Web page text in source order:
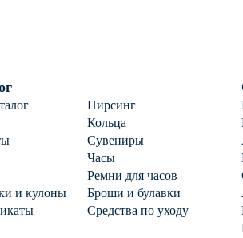
Пирсинг
Кольца
Сувениры
Часы
Ремни для часов
и кулоны
Броши и булавки
Средства по уходу